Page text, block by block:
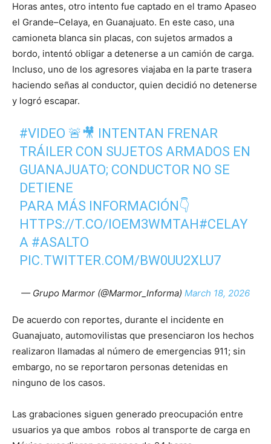
Horas antes, otro intento fue captado en el tramo Apaseo
el Grande–Celaya, en Guanajuato. En este caso, una
camioneta blanca sin placas, con sujetos armados a
bordo, intentó obligar a detenerse a un camión de carga.
Incluso, uno de los agresores viajaba en la parte trasera
haciendo señas al conductor, quien decidió no detenerse
y logró escapar.
#VIDEO 🚨🎥 INTENTAN FRENAR
TRÁILER CON SUJETOS ARMADOS EN
GUANAJUATO; CONDUCTOR NO SE
DETIENE
PARA MÁS INFORMACIÓN👇
HTTPS://T.CO/IOEM3WMTAH #CELAY
A #ASALTO
PIC.TWITTER.COM/BW0UU2XLU7
— Grupo Marmor (@Marmor_Informa) March 18, 2026
De acuerdo con reportes, durante el incidente en
Guanajuato, automovilistas que presenciaron los hechos
realizaron llamadas al número de emergencias 911; sin
embargo, no se reportaron personas detenidas en
ninguno de los casos.
Las grabaciones siguen generado preocupación entre
usuarios ya que ambos robos al transporte de carga en